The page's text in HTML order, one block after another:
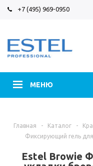
+7 (495) 969-0950
МЕНЮ
Главная - Каталог -
Фиксирующий гель
Estel Browie